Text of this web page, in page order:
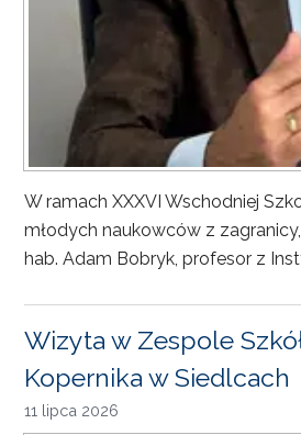
W ramach XXXVI Wschodniej
młodych naukowców z
hab. Adam Bobryk, profesor z
Wizyta w Zespole
Kopernika w Siedlcach
11 lipca 2026